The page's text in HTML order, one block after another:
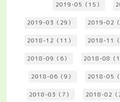
2019-05（15）
2019-03（29） 2019-02（
2018-12（11） 2018-11（
2018-09（6） 2018-08（
2018-06（9） 2018-05（
2018-03（7） 2018-02（2